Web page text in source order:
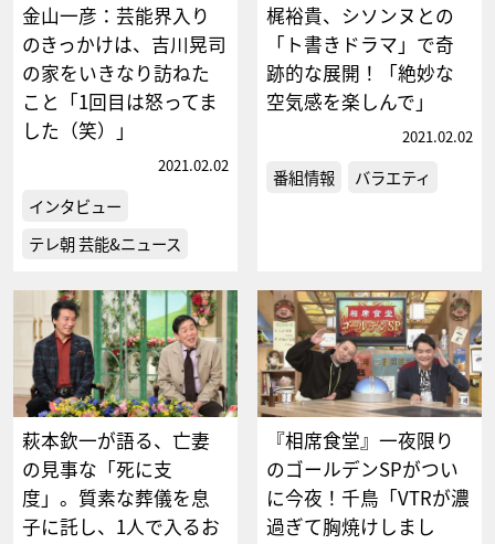
金山一彦：芸能界入り
のきっかけは、吉川晃司
の家をいきなり訪ねた
こと「1回目は怒ってま
した（笑）」
2021.02.02
インタビュー
テレ朝 芸能&ニュース
梶裕貴、シソンヌとの
「ト書きドラマ」で奇
跡的な展開！「絶妙な
空気感を楽しんで」
2021.02.02
番組情報 バラエティ
萩本欽一が語る、亡妻
の見事な「死に支
度」。質素な葬儀を息
子に託し、1人で入るお
『相席食堂』一夜限り
のゴールデンSPがつい
に今夜！千鳥「VTRが濃
過ぎて胸焼けしまし